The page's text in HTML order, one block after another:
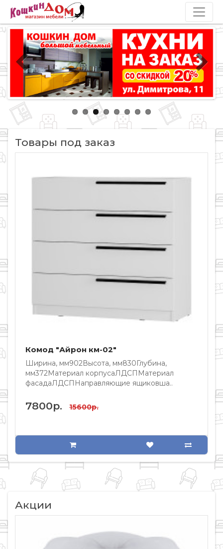
Товары под заказ
Комод "Айрон км-02"
Ширина, мм902Высота, мм830Глубина,
мм372Материал корпусаЛДСПМатериал
фасадаЛДСПНаправляющие ящиковша..
7800р. 15600р.
Акции